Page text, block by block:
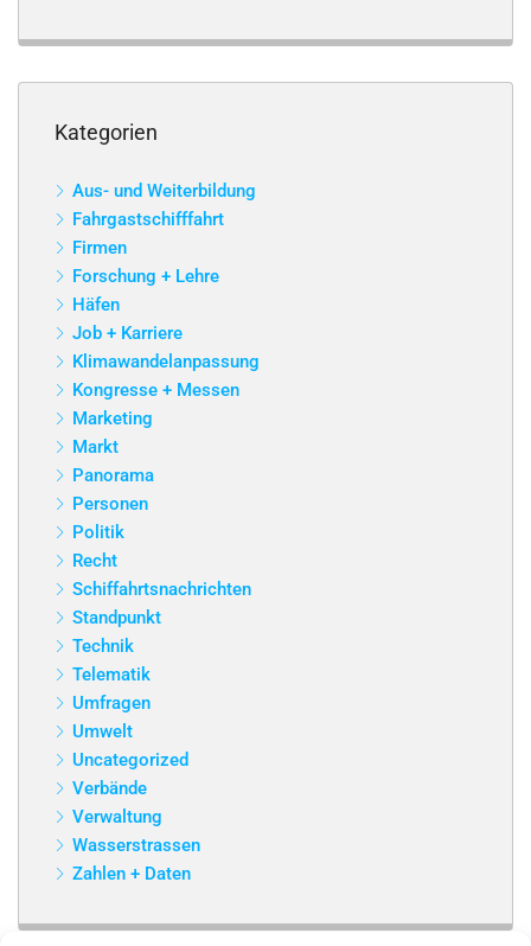
Kategorien
Aus- und Weiterbildung
Fahrgastschifffahrt
Firmen
Forschung + Lehre
Häfen
Job + Karriere
Klimawandelanpassung
Kongresse + Messen
Marketing
Markt
Panorama
Personen
Politik
Recht
Schiffahrtsnachrichten
Standpunkt
Technik
Telematik
Umfragen
Umwelt
Uncategorized
Verbände
Verwaltung
Wasserstrassen
Zahlen + Daten